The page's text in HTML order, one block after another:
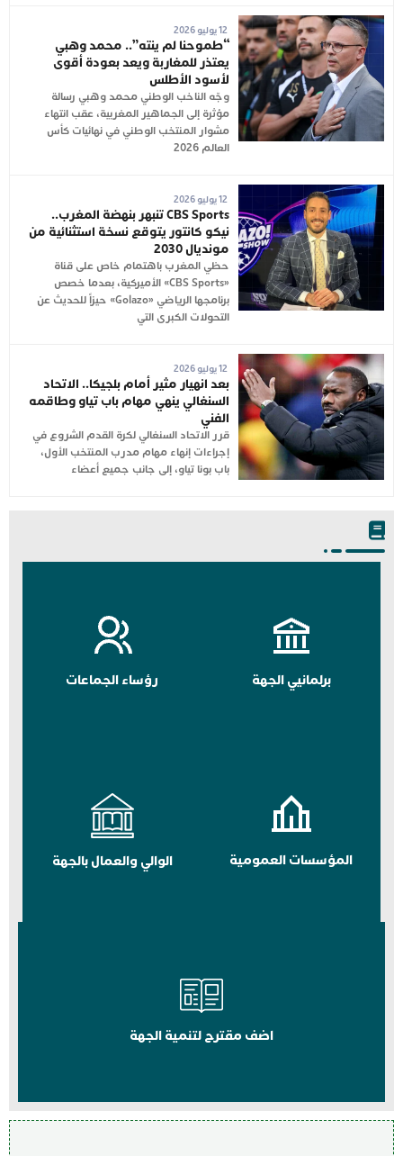
12 يوليو 2026
“طموحنا لم ينته”.. محمد وهبي
يعتذر للمغاربة ويعد بعودة أقوى
لأسود الأطلس
وجّه الناخب الوطني محمد وهبي رسالة
مؤثرة إلى الجماهير المغربية، عقب انتهاء
مشوار المنتخب الوطني في نهائيات كأس
العالم 2026
12 يوليو 2026
CBS Sports تنبهر بنهضة المغرب..
نيكو كانتور يتوقع نسخة استثنائية من
مونديال 2030
حظي المغرب باهتمام خاص على قناة
«CBS Sports» الأميركية، بعدما خصص
برنامجها الرياضي «Golazo» حيزاً للحديث عن
التحولات الكبرى التي
12 يوليو 2026
بعد انهيار مثير أمام بلجيكا.. الاتحاد
السنغالي ينهي مهام باب تياو وطاقمه
الفني
قرر الاتحاد السنغالي لكرة القدم الشروع في
إجراءات إنهاء مهام مدرب المنتخب الأول،
باب بونا تياو، إلى جانب جميع أعضاء
برلمانيي الجهة رؤساء الجماعات
المؤسسات العمومية الوالي والعمال بالجهة
اضف مقترح لتنمية الجهة